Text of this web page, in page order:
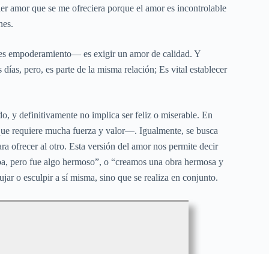
amor que se me ofreciera porque el amor es incontrolable
empoderamiento— es exigir un amor de calidad. Y
pero, es parte de la misma relación; Es vital establecer
y definitivamente no implica ser feliz o miserable. En
requiere mucha fuerza y valor—. Igualmente, se busca
ofrecer al otro. Esta versión del amor nos permite decir
pero fue algo hermoso”, o “creamos una obra hermosa y
o esculpir a sí misma, sino que se realiza en conjunto.